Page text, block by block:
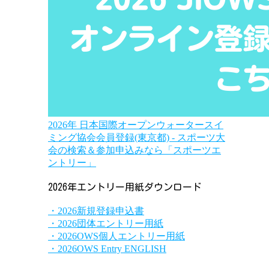
2026年 日本国際オープンウォータースイ
ミング協会会員登録(東京都) - スポーツ大
会の検索＆参加申込みなら「スポーツエ
ントリー」
2026年エントリー用紙ダウンロード
・2026新規登録申込書
・2026団体エントリー用紙
・2026OWS個人エントリー用紙
・2026OWS Entry ENGLISH